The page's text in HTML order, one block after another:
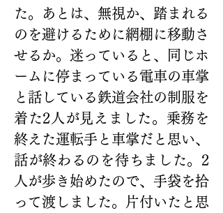
た。あとは、無視か、踏まれる
のを避けるために網棚に移動さ
せるか。迷っていると、同じホ
ームに停まっている電車の車掌
と話している鉄道会社の制服を
着た2人が見えました。乗務を
終えた運転手と車掌だと思い、
話が終わるのを待ちました。2
人が歩き始めたので、手袋を拾
って渡しました。片付いたと思